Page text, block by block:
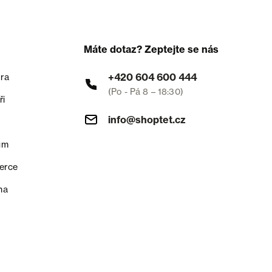
Máte dotaz? Zeptejte se nás
+420 604 600 444
(Po - Pá 8 – 18:30)
info@shoptet.cz